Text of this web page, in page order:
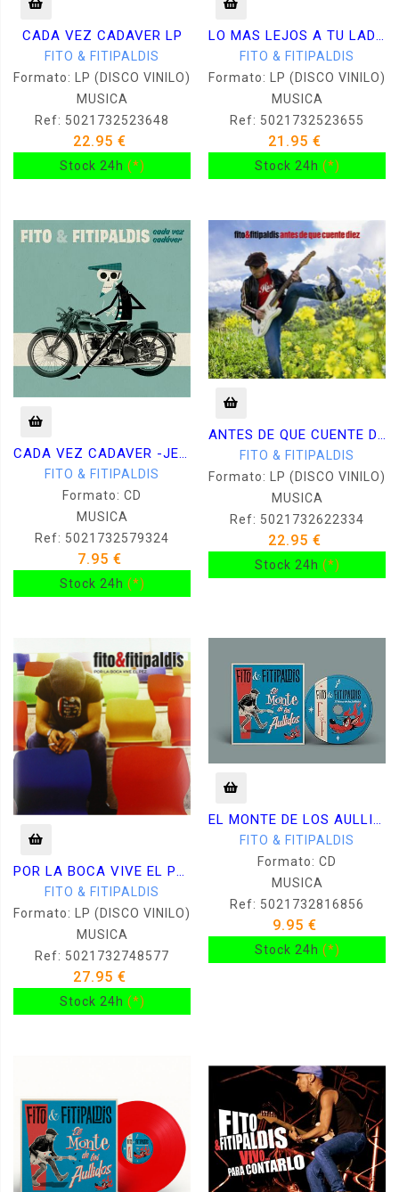
CADA VEZ CADAVER LP
FITO & FITIPALDIS
Formato: LP (DISCO VINILO)
MUSICA
Ref: 5021732523648
22.95 €
Stock 24h (*)
LO MAS LEJOS A TU LADO -VINILO 140gr-
FITO & FITIPALDIS
Formato: LP (DISCO VINILO)
MUSICA
Ref: 5021732523655
21.95 €
Stock 24h (*)
CADA VEZ CADAVER -JEWEL-
FITO & FITIPALDIS
Formato: CD
MUSICA
Ref: 5021732579324
7.95 €
Stock 24h (*)
ANTES DE QUE CUENTE DIEZ -VINILO-
FITO & FITIPALDIS
Formato: LP (DISCO VINILO)
MUSICA
Ref: 5021732622334
22.95 €
Stock 24h (*)
POR LA BOCA VIVE EL PEZ -VINILO-
FITO & FITIPALDIS
Formato: LP (DISCO VINILO)
MUSICA
Ref: 5021732748577
27.95 €
Stock 24h (*)
EL MONTE DE LOS AULLIDOS
FITO & FITIPALDIS
Formato: CD
MUSICA
Ref: 5021732816856
9.95 €
Stock 24h (*)